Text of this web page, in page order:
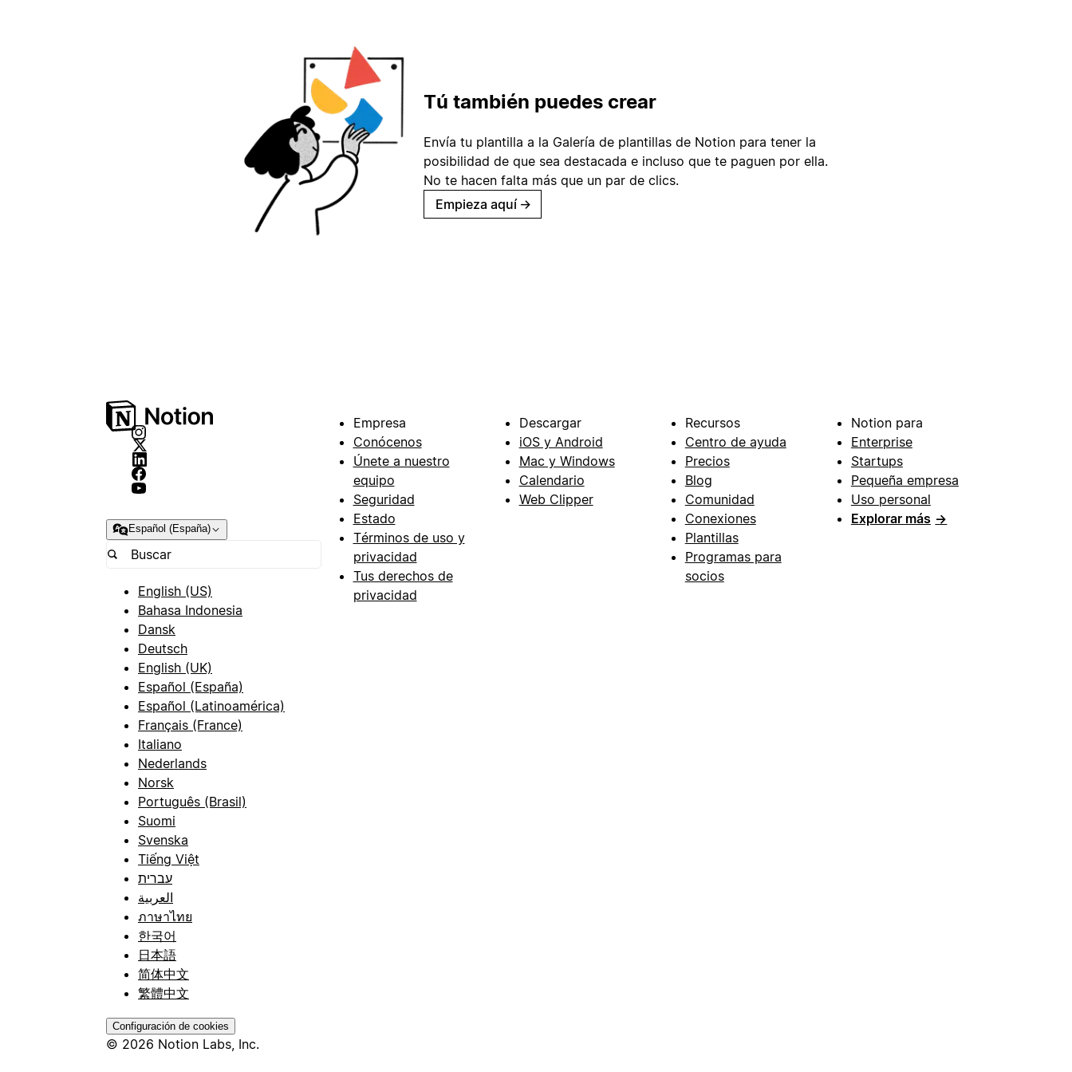
Tú también puedes crear
Envía tu plantilla a la Galería de plantillas de Notion para tener la
posibilidad de que sea destacada e incluso que te paguen por ella.
No te hacen falta más que un par de clics.
Empieza aquí →
Español (España)
English (US)
Bahasa Indonesia
Dansk
Deutsch
English (UK)
Español (España)
Español (Latinoamérica)
Français (France)
Italiano
Nederlands
Norsk
Português (Brasil)
Suomi
Svenska
Tiếng Việt
עברית
العربية
ภาษาไทย
한국어
日本語
简体中文
繁體中文
Configuración de cookies
© 2026 Notion Labs, Inc.
Empresa
Conócenos
Únete a nuestro
equipo
Seguridad
Estado
Términos de uso y
privacidad
Tus derechos de
privacidad
Descargar
iOS y Android
Mac y Windows
Calendario
Web Clipper
Recursos
Centro de ayuda
Precios
Blog
Comunidad
Conexiones
Plantillas
Programas para
socios
Notion para
Enterprise
Startups
Pequeña empresa
Uso personal
Explorar más →